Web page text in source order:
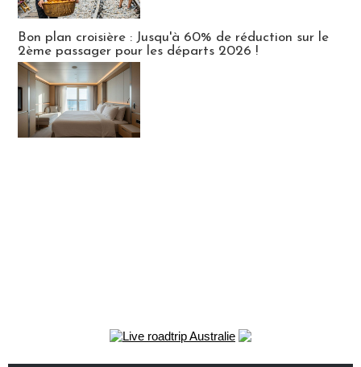
Bon plan croisière : Jusqu'à 60% de réduction sur le
2ème passager pour les départs 2026 !